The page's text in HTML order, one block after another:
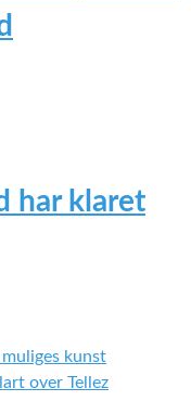
har klaret
kunst
over Tellez